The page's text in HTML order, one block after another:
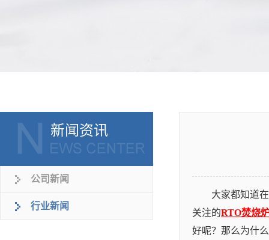
新闻资讯
公司新闻
行业新闻
大家都知道
关注的RTO焚烧
好呢？那么为什